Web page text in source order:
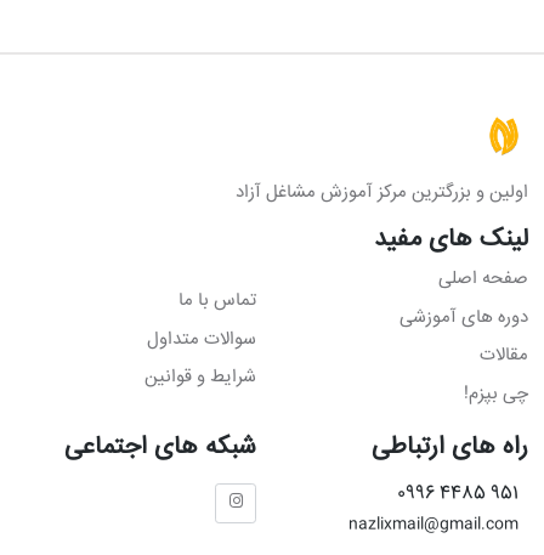
اولین و بزرگترین مرکز آموزش مشاغل آزاد
لینک های مفید
صفحه اصلی
دوره های آموزشی
مقالات
چی بپزم!
تماس با ما
سوالات متداول
شرایط و قوانین
راه های ارتباطی
951 4485 0996
nazlixmail@gmail.com
شبکه های اجتماعی